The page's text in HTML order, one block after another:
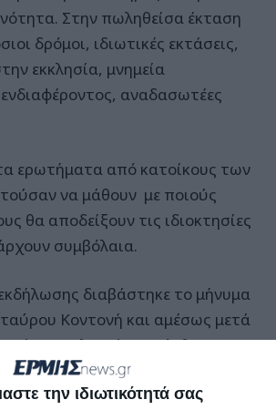
την ιδιωτικότητά σας
Στην πωληθείσα έκταση
δρόμοι, ιδιωτικές εκτάσεις,
εκκλησία, μνημεία
αναδασωτέες
ερωτήματα από κατοίκους των
να μάθουν με ποιούς
θα αποδείξουν τις ιδιοκτησίες
συμβόλαια.
διαβάστηκε το μήνυμα
Κοντονή και αμέσως μετά
Βουλευτής Ζακύνθου και
Γκούσκος ο οποίος στην επί
ομιλία του έδωσε όλα τα